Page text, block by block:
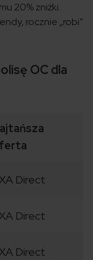
20% zniżki.
rocznie „robi”
OC dla
Direct
Direct
Direct